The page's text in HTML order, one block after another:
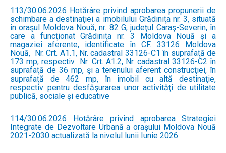
113/30.06.2026 Hotărâre privind aprobarea propunerii de
schimbare a destinaţiei a imobilului Grădiniţa nr. 3, situată
în oraşul Moldova Nouă, nr. 82 G, judeţul Caraş-Severin, în
care a funcţionat Grădiniţa nr. 3 Moldova Nouă şi a
magaziei aferente, identificate în CF. 33126 Moldova
Nouă, Nr. Crt. A1.1, Nr. cadastral 33126-C1 în suprafaţă de
173 mp, respectiv Nr. Crt. A1.2, Nr. cadastral 33126-C2 în
suprafaţă de 36 mp, şi a terenului aferent construcţiei, în
suprafaţă de 462 mp, în imobil cu altă destinaţie,
respectiv pentru desfăşurarea unor activităţi de utilitate
publică, sociale şi educative
114/30.06.2026 Hotărâre privind aprobarea Strategiei
Integrate de Dezvoltare Urbană a orașului Moldova Nouă
2021-2030 actualizată la nivelul lunii Iunie 2026